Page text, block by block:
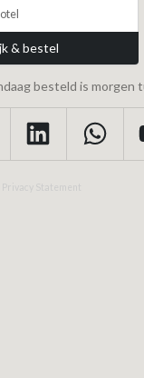
& bestel
besteld is morgen